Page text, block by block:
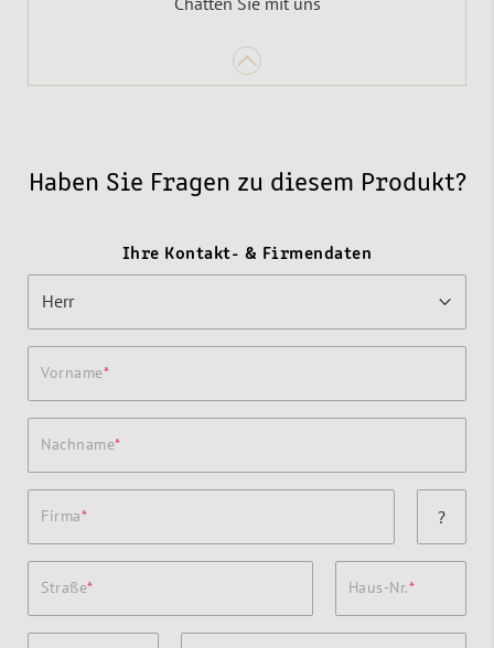
Haben Sie Fragen zu diesem Produkt?
Ihre Kontakt- & Firmendaten
Vorname
Nachname
Firma ?
Straße Haus-Nr.